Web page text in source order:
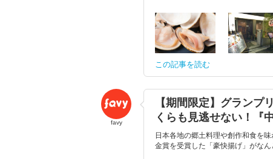
この記事を読む
favy
【期間限定】グランプ
くらも見逃せない！『
日本各地の郷土料理や創作和食を
金賞を受賞した「豪快揚げ」がな